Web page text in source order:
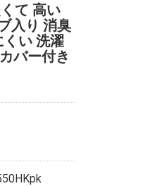
て 高い
入り 消臭
い 洗濯
バー付き